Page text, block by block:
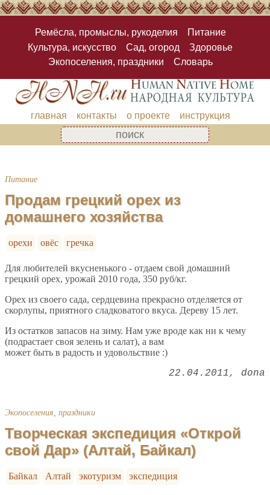
Ремёсла, промыслы, рукоделия
Питание
Культура, искусство
Сад, огород
Здоровье
Экопоселения, праздники
Словарь
главная контакты о проекте инструкция
Питание
Продам грецкий орех из
домашнего хозяйства
орехи овёс гречка
Для любителей вкусненького - отдаем свой домашний
грецкий орех, урожай 2010 года, 350 руб/кг.
Орех из своего сада, сердцевина прекрасно отделяется от
скорлупы, приятного сладковатого вкуса. Дереву 15 лет.
Из остатков запасов на зиму. Нам уже вроде как ни к чему
(подрастает своя зелень и салат), а вам
может быть в радость и удовольствие :)
22.04.2011 dona
Экопоселения, праздники
Творческая экспедиция «Открой
свой Дар» (Алтай, Байкал)
Байкал Алтай экотуризм экспедиция